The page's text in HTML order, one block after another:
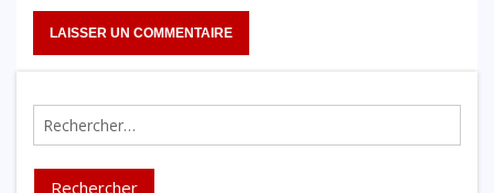
Rechercher :